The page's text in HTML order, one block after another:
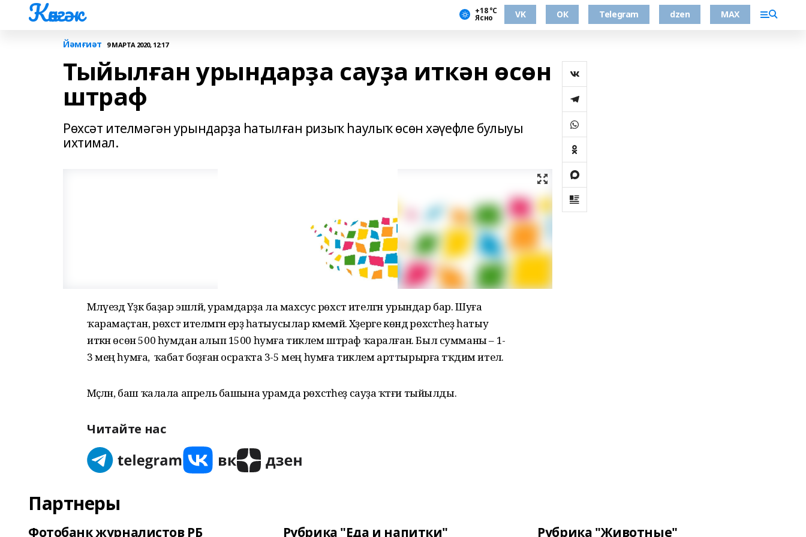
Көнгәк +18 °С
Ясно VK ОК Telegram dzen MAX
Йәмғиәт 9 МАРТА 2020, 12:17
Тыйылған урындарҙа сауҙа иткән өсөн
штраф
Рөхсәт ителмәгән урындарҙа һатылған ризыҡ һаулыҡ өсөн хәүефле булыуы
ихтимал.
Мәләүездә Үҙәк баҙар эшләй, урамдарҙа ла махсус рөхсәт ителгән урындар бар. Шуға
ҡарамаҫтан, рөхсәт ителмәгән ерҙә һатыусылар кәмемәй. Хәҙерге көндә рөхсәтһеҙ һатыу
иткән өсөн 500 һумдан алып 1500 һумға тиклем штраф ҡаралған. Был сумманы – 1-
3 мең һумға, ә ҡабат боҙған осраҡта 3-5 мең һумға тиклем арттырырға тәҡдим ителә.
Мәҫәлән, баш ҡалала апрель башына урамда рөхсәтһеҙ сауҙа ҡәтғи тыйылды.
Читайте нас
Партнеры
Фотобанк журналистов РБ Рубрика "Еда и напитки" Рубрика "Животные"